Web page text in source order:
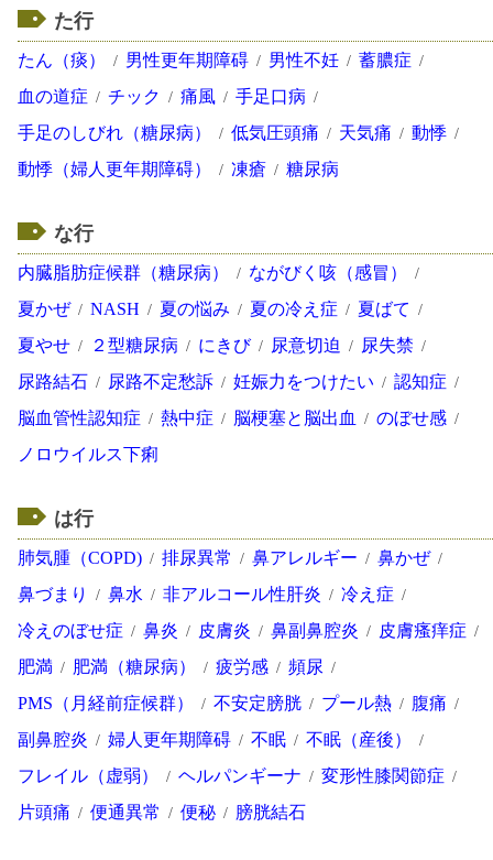
た行
たん（痰） 男性更年期障碍 男性不妊
蓄膿症
血の道症
チック 痛風
手足口病
手足のしびれ（糖尿病）
低気圧頭痛 天気痛
動悸
動悸（婦人更年期障碍）
凍瘡 糖尿病
な行
内臓脂肪症候群（糖尿病）
ながびく咳（感冒）
夏かぜ
NASH 夏の悩み 夏の冷え症
夏ばて
夏やせ
２型糖尿病 にきび 尿意切迫
尿失禁
尿路結石
尿路不定愁訴 妊娠力をつけたい
認知症
脳血管性認知症
熱中症 脳梗塞と脳出血
のぼせ感
ノロウイルス下痢
は行
肺気腫（COPD) 排尿異常 鼻アレルギー
鼻かぜ
鼻づまり
鼻水 非アルコール性肝炎
冷え症
冷えのぼせ症
鼻炎 皮膚炎 鼻副鼻腔炎
皮膚瘙痒症
肥満
肥満（糖尿病） 疲労感
頻尿
PMS（月経前症候群）
不安定膀胱 プール熱
腹痛
副鼻腔炎
婦人更年期障碍 不眠
不眠（産後）
フレイル（虚弱）
ヘルパンギーナ
変形性膝関節症
片頭痛
便通異常 便秘 膀胱結石